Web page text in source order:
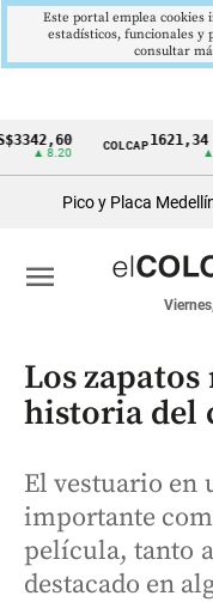
Cintillo
económicos
Colombia
COLCAP1621,34 pts
Pico y Placa
Viernes
menu
Los zapatos
historia del
El vestuario en
importante
película, tanto
destacado en
Este portal emplea
estadísticos, funcionales y
consultar